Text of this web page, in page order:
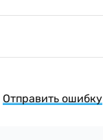
Отправить ошибку